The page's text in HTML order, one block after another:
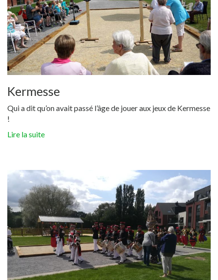
Kermesse
Qui a dit qu’on avait passé l’âge de jouer aux jeux de Kermesse
!
Lire la suite